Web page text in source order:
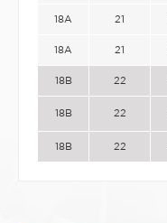
18A 21
18A 21
18B 22
18B 22
18B 22